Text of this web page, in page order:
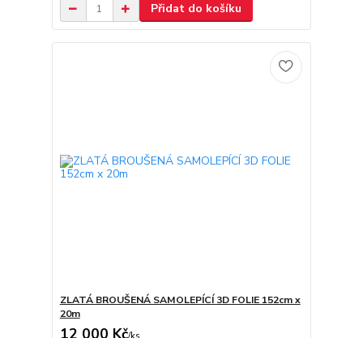
Přidat do košíku
ZLATÁ BROUŠENÁ SAMOLEPÍCÍ 3D FOLIE 152cm x
20m
12 000 Kč/ks